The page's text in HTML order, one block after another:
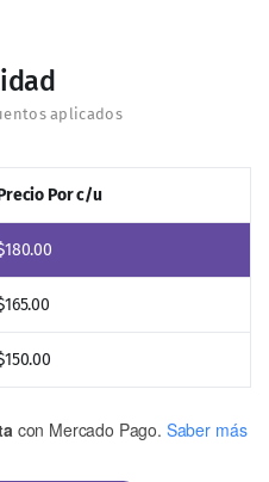
Por c/u
180.00
165.00
150.00
con Mercado Pago. Saber más